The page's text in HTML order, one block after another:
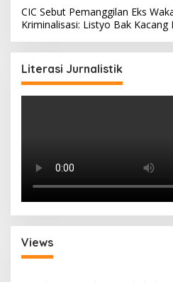
CIC Sebut Pemanggilan Eks
Kriminalisasi: Listyo Bak Kacang
Literasi Jurnalistik
Views